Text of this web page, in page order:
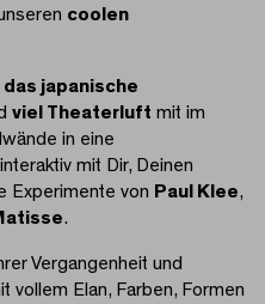
coolen
das japanische
viel Theaterluft mit im
in eine
mit Dir, Deinen
Experimente von Paul Klee,
.
Vergangenheit und
vollem Elan, Farben, Formen